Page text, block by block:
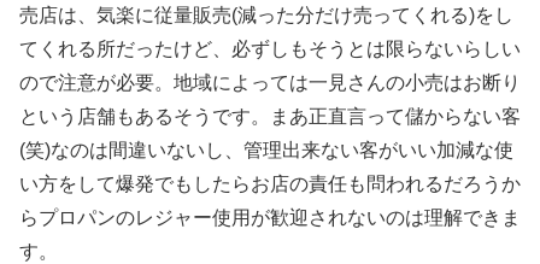
売店は、気楽に従量販売(減った分だけ売ってくれる)をし
てくれる所だったけど、必ずしもそうとは限らないらしい
ので注意が必要。地域によっては一見さんの小売はお断り
という店舗もあるそうです。まあ正直言って儲からない客
(笑)なのは間違いないし、管理出来ない客がいい加減な使
い方をして爆発でもしたらお店の責任も問われるだろうか
らプロパンのレジャー使用が歓迎されないのは理解できま
す。